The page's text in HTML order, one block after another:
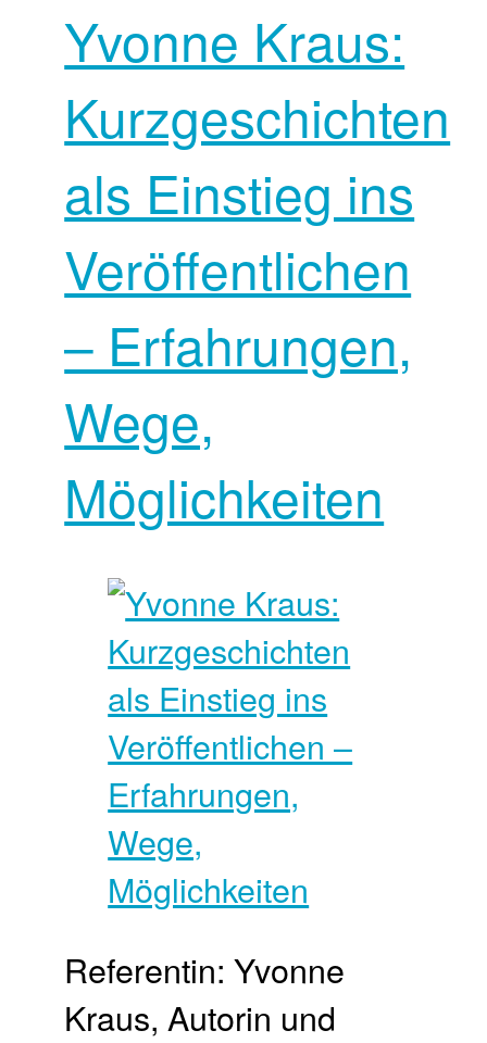
Yvonne Kraus:
Kurzgeschichten
als Einstieg ins
Veröffentlichen
– Erfahrungen,
Wege,
Möglichkeiten
Referentin: Yvonne
Kraus, Autorin und